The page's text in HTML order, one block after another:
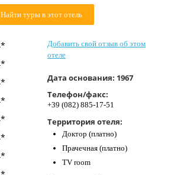
Найти туры в этот отель
Добавить свой отзыв об этом
отеле
Дата основания: 1967
Телефон/факс:
+39 (082) 885-17-51
Территория отеля:
Доктор (платно)
Прачечная (платно)
TV room